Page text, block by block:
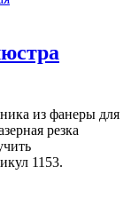
из фанеры для
резка
1153.